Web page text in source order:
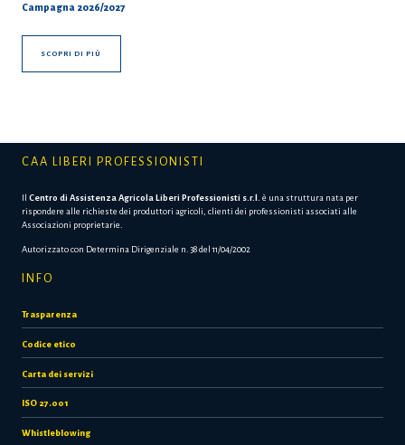
Campagna 2026/2027
SCOPRI DI PIÙ
CAA LIBERI PROFESSIONISTI
Il Centro di Assistenza Agricola Liberi Professionisti s.r.l. è una struttura nata per
rispondere alle richieste dei produttori agricoli, clienti dei professionisti associati alle
Associazioni proprietarie.
Autorizzato con Determina Dirigenziale n. 38 del 11/04/2002
INFO
Trasparenza
Codice etico
Carta dei servizi
ISO 27.001
Whistleblowing